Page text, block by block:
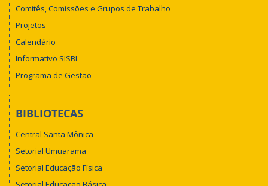
Comitês, Comissões e Grupos de Trabalho
Projetos
Calendário
Informativo SISBI
Programa de Gestão
BIBLIOTECAS
Central Santa Mônica
Setorial Umuarama
Setorial Educação Física